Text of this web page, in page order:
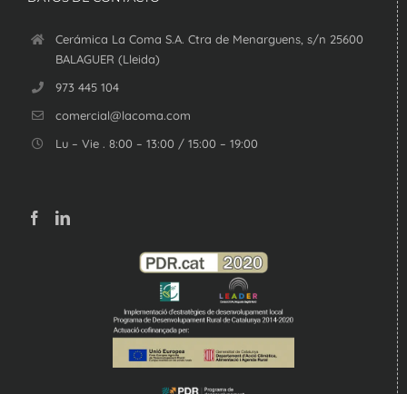
Cerámica La Coma S.A. Ctra de Menarguens, s/n 25600
BALAGUER (Lleida)
973 445 104
comercial@lacoma.com
Lu – Vie . 8:00 – 13:00 / 15:00 – 19:00